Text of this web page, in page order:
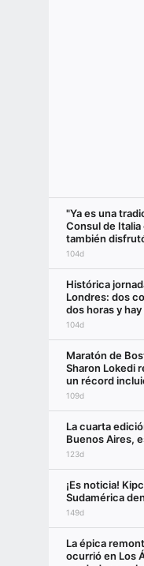
"Ya es una
Consul de
también
104d
Histórica
Londres: dos
dos horas y
104d
Maratón de
Sharon Lokedi
un récord
109d
La cuarta
Buenos Aires,
123d
¡Es noticia!
Sudamérica
149d
La épica
ocurrió en Los